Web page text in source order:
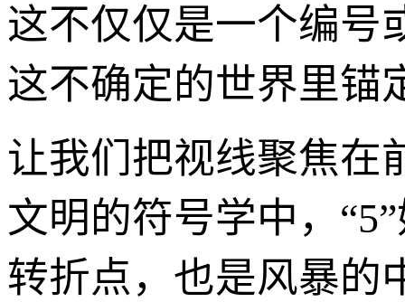
这不仅仅是一个编号
这不确定的世界里锚
让我们把视线聚焦在
文明的符号学中，
转折点，也是风暴的